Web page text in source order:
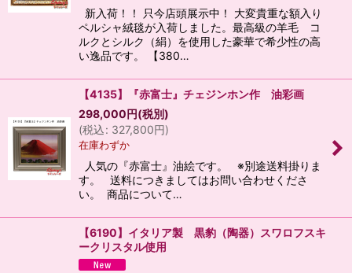
新入荷！！ 只今店頭展示中！ 大変貴重な額入り
ペルシャ絨毯が入荷しました。最高級の羊毛 コ
ルクとシルク（絹）を使用した豪華で希少性の高
い逸品です。 【380…
【4135】『赤富士』チェジンホン作 油彩画
298,000円(税別)
(税込: 327,800円)
在庫わずか
人気の『赤富士』油絵です。 ※別途送料掛りま
す。 送料につきましてはお問い合わせくださ
い。 商品について…
【6190】イタリア製 黒豹（陶器）スワロフスキ
ークリスタル使用